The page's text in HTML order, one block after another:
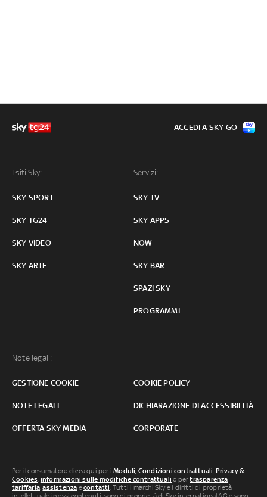
I siti Sky:
SKY SPORT
SKY TG24
SKY VIDEO
SKY ARTE
Servizi:
SKY TV
SKY APPS
NOW
SKY BAR
SPAZI SKY
PROGRAMMI
Note legali:
GESTIONE COOKIE COOKIE POLICY
NOTE LEGALI DICHIARAZIONE DI ACCESSIBILITÀ
OFFERTA SKY MEDIA CORPORATE
ACCEDI A SKY GO
Per il consumatore clicca qui per iModuli, Condizioni contrattuali, Privacy &
Cookies, informazioni sulle modifiche contrattuali o pertrasparenza
tariffaria,assistenza econtatti. Tutti i marchi Sky e i diritti di proprietà